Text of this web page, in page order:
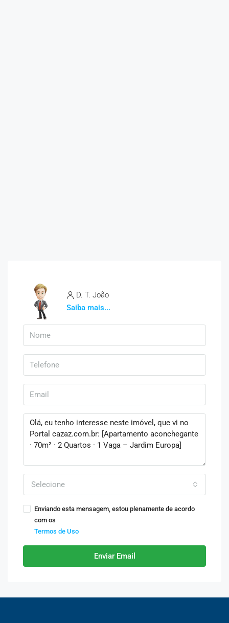
D. T. João
Saiba mais...
Selecione
Enviando esta mensagem, estou plenamente de acordo
com os
Termos de Uso
Enviar Email